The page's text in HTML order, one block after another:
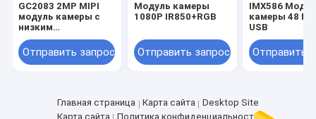
GC2083 2MP MIPI
модуль камеры с
низким
энергопотреблением,
высоким
динамическим
пикселей для
встроенных систем
Отправить запрос
Модуль камеры
1080P IR850+RGB
Отправить запрос
IMX586
камеры 48 MP
USB
Отправить
Главная страница Карта сайта
Desktop Site
Карта сайта
Политика конфиденциальности